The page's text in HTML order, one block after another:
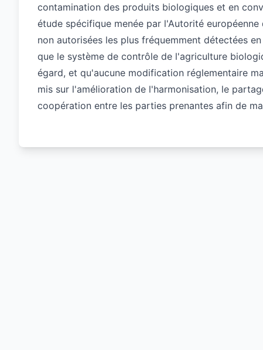
contamination des produits biologiques et en
étude spécifique menée par l'Autorité
non autorisées les plus fréquemment détectées
que le système de contrôle de l'agriculture
égard, et qu'aucune modification réglementaire
mis sur l'amélioration de l'harmonisation, le
coopération entre les parties prenantes afin de